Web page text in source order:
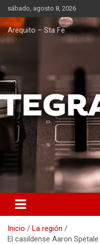
Saltar
al
contenido
sábado, agosto 8, 2026
Arequito – Sta Fe
Inicio
La región
El casildense Aaron